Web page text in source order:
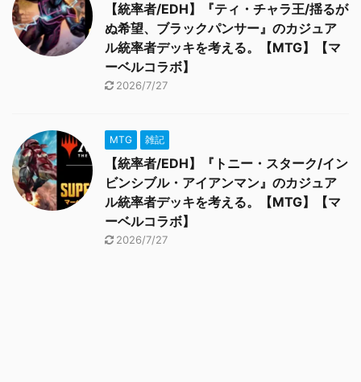
【統率者/EDH】『ティ・チャラ王/揺るが
ぬ希望、ブラックパンサー』のカジュア
ル統率者デッキを考える。【MTG】【マ
ーベルコラボ】
2026/7/27
MTG 雑記
【統率者/EDH】『トニー・スターク/イン
ビンシブル・アイアンマン』のカジュア
ル統率者デッキを考える。【MTG】【マ
ーベルコラボ】
2026/7/27